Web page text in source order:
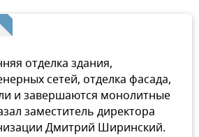
отделка здания,
сетей, отделка фасада,
и завершаются монолитные
заместитель директора
Дмитрий Ширинский.